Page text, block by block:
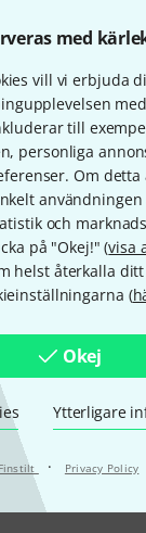
med
vill vi erbjuda
till
personliga
Om detta
användningen
och
på "Okej!" (visa
helst återkalla
(
Okej
Ytterligare
Finstilt · Privacy Policy
3 099 kr